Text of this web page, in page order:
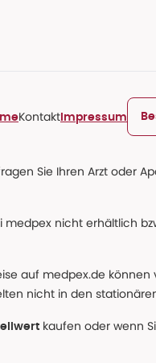
Kontakt Impressum
Sie Ihren Arzt oder
nicht erhältlich
auf medpex.de
nicht in den
kaufen oder wenn